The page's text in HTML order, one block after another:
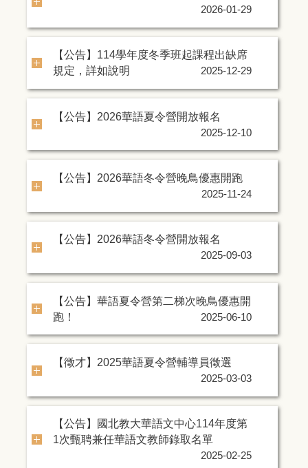
2026-01-29
【公告】114學年度冬季班起課程出缺席
規定，詳如說明
2025-12-29
【公告】2026華語夏令營開放報名
2025-12-10
【公告】2026華語冬令營晚鳥優惠開跑
2025-11-24
【公告】2026華語冬令營開放報名
2025-09-03
【公告】華語夏令營第二梯次晚鳥優惠開
跑！
2025-06-10
【徵才】2025華語夏令營輔導員徵選
2025-03-03
【公告】國北教大華語文中心114年度第
1次甄聘兼任華語文教師錄取名單
2025-02-25